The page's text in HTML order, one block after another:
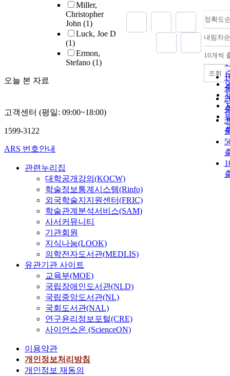
Miller,
Christopher
John (1)
Luck, Joe D
(1)
Ermon,
Stefano (1)
오늘 본 자료
themselves. Marx
overcome
emphasizing
human social
by means of his
theory. In chapter
with Barth's labor
perspective.
that labor is
command of God.
believed that
on command of
opinion is that we
talk about labor
perspectives
thinking of
God. He
정확도
내림차순
10개씩
조회
고객센터 (평일: 09:00~18:00)
1599-3122
ARS 번호안내
관련누리집
대학공개강의(KOCW)
학술정보통계시스템(Rinfo)
외국학술지지원센터(FRIC)
학술관계분석서비스(SAM)
사서커뮤니티
기관회원
지식나눔(LOOK)
의학전자도서관(MEDLIS)
유관기관 사이트
교육부(MOE)
국립장애인도서관(NLD)
국립중앙도서관(NL)
국회도서관(NAL)
연구윤리정보포털(CRE)
사이언스온 (ScienceON)
이용약관
개인정보처리방침
개인정보 재동의